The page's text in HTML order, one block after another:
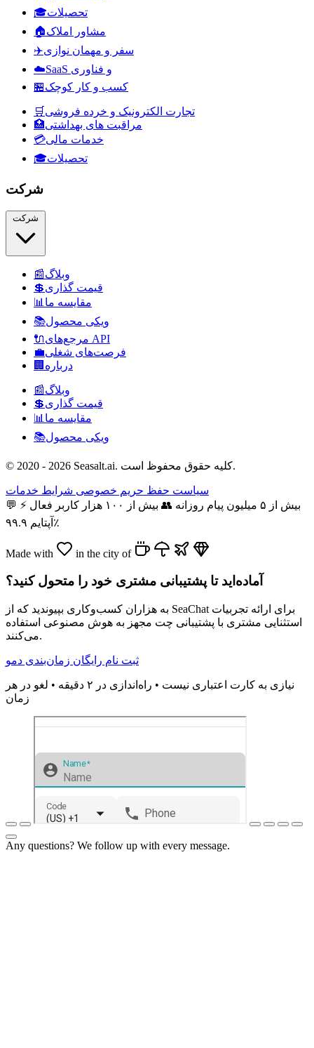
🎓تحصیلات
🏠مشاور املاک
✈️سفر و مهمان نوازی
☁️
SaaS و فناوری
🏪کسب و کار کوچک
🛒 تجارت الکترونیک و خرده فروشی
🏥مراقبت های بهداشتی
💳خدمات مالی
🎓تحصیلات
شرکت
📰وبلاگ
💲قیمت گذاری
📊 مقایسه ما
📚ویکی محصول
🔌
مرجع‌های API
💼فرصت‌های شغلی
🏢 درباره
📰وبلاگ
💲قیمت گذاری
📊 مقایسه ما
📚ویکی محصول
© 2020 - 2026 Seasalt.ai. کلیه حقوق محفوظ است.
سیاست حفظ حریم خصوصی شرایط خدمات
💬
بیش از ۵ میلیون پیام روزانه 👥 بیش از ۱۰۰ هزار کاربر فعال
⚡
آپتایم ۹۹.۹٪
Made with in the city of
آماده‌اید تا پشتیبانی مشتری خود را متحول کنید؟
به هزاران کسب‌وکاری بپیوندید که از SeaChat برای ارائه تجربیات
استثنایی مشتری با پشتیبانی چت مجهز به هوش مصنوعی استفاده
می‌کنند.
ثبت نام رایگان زمان‌بندی دمو
نیازی به کارت اعتباری نیست • راه‌اندازی در ۲ دقیقه • لغو در هر
زمان
Any questions? We follow up with every message.